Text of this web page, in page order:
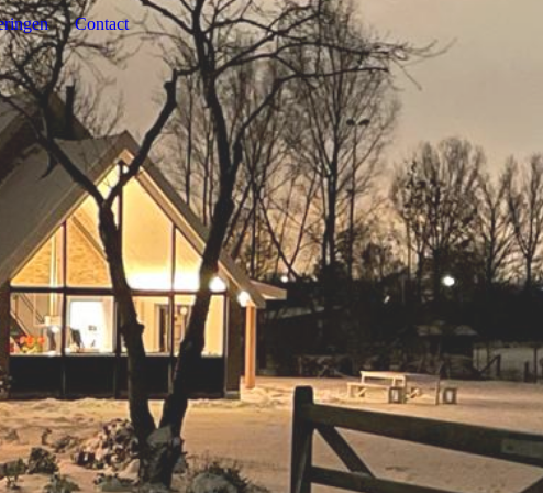
Contact